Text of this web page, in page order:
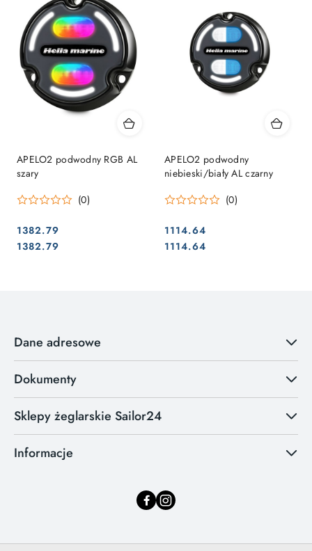
APELO2 podwodny RGB AL
szary
(0)
Cena:
1382.79
Cena:
1382.79
APELO2 podwodny
niebieski/biały AL czarny
(0)
Cena:
1114.64
Cena:
1114.64
Dane adresowe
Dokumenty
Sklepy żeglarskie Sailor24
Informacje